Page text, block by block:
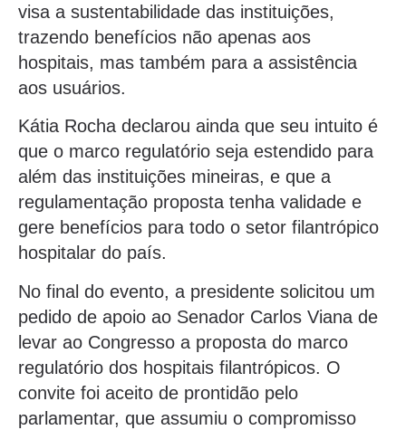
visa a sustentabilidade das instituições,
trazendo benefícios não apenas aos
hospitais, mas também para a assistência
aos usuários.
Kátia Rocha declarou ainda que seu intuito é
que o marco regulatório seja estendido para
além das instituições mineiras, e que a
regulamentação proposta tenha validade e
gere benefícios para todo o setor filantrópico
hospitalar do país.
No final do evento, a presidente solicitou um
pedido de apoio ao Senador Carlos Viana de
levar ao Congresso a proposta do marco
regulatório dos hospitais filantrópicos. O
convite foi aceito de prontidão pelo
parlamentar, que assumiu o compromisso